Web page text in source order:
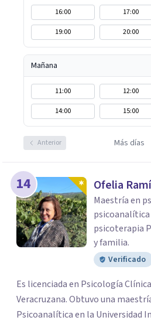
16:00 17:00
19:00
20:00
Mañana
11:00 12:00
14:00
15:00
Anterior Más días
14 Ofelia
Maestría en
psicoterapia
y familia.
Verificado
Es licenciada en Psicología
Veracruzana. Obtuvo una
Psicoanalítica en la Universidad